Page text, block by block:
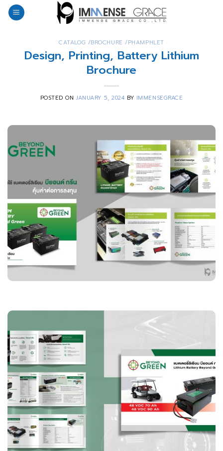
Skip
CATALOG /BROCHURE /PHAMPHLET
Design, Printing, Battery Lithium
Brochure
POSTED ONJANUARY 5, 2024 BY IMMENSEGRACE